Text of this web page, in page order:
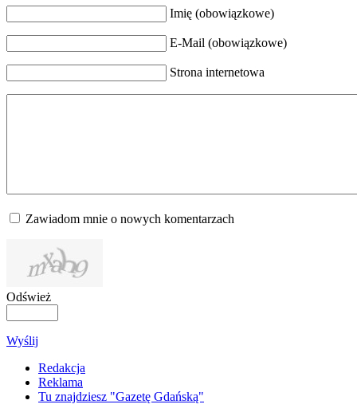
Imię (obowiązkowe)
E-Mail (obowiązkowe)
Strona internetowa
Zawiadom mnie o nowych komentarzach
Odśwież
Wyślij
Redakcja
Reklama
Tu znajdziesz "Gazetę Gdańską"